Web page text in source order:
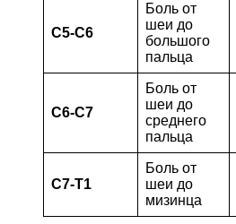
C5-C6
Боль от
шеи до
большого
пальца
C6-C7
Боль от
шеи до
среднего
пальца
C7-T1
Боль от
шеи до
мизинца